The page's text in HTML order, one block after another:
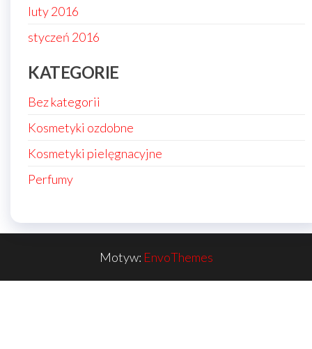
luty 2016
styczeń 2016
KATEGORIE
Bez kategorii
Kosmetyki ozdobne
Kosmetyki pielęgnacyjne
Perfumy
Motyw: EnvoThemes